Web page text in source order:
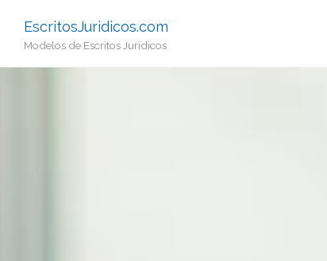
EscritosJuridicos.com
Modelos de Escritos Jurídicos